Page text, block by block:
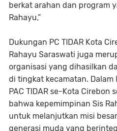
berkat arahan dan program
Rahayu,”
Dukungan PC TIDAR Kota
Rahayu Saraswati juga
organisasi yang dihasilkan
di tingkat kecamatan. Dalam
PAC TIDAR se-Kota Cirebon
bahwa kepemimpinan Sis
untuk melanjutkan misi
generasi muda yang